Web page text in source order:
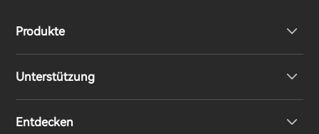
Produkte
Unterstützung
Entdecken